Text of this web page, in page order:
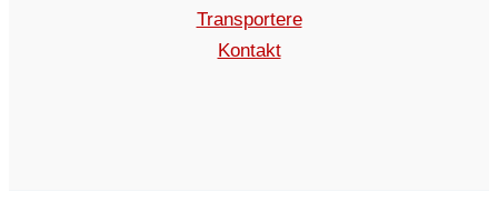
Transportere
Kontakt